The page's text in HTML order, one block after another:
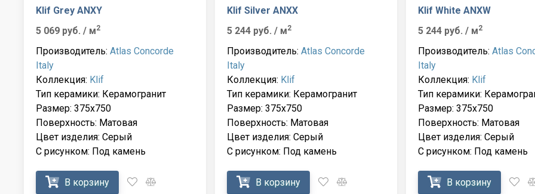
Klif Grey ANXY
5 069 руб. / м2
Производитель: Atlas Concorde
Italy
Коллекция: Klif
Тип керамики: Керамогранит
Размер: 375x750
Поверхность: Матовая
Цвет изделия: Серый
С рисунком: Под камень
В корзину
Klif Silver ANXX
5 244 руб. / м2
Производитель: Atlas Concorde
Italy
Коллекция: Klif
Тип керамики: Керамогранит
Размер: 375x750
Поверхность: Матовая
Цвет изделия: Серый
С рисунком: Под камень
В корзину
Klif White ANXW
5 244 руб. / м2
Производитель: Atlas
Italy
Коллекция: Klif
Тип керамики:
Размер: 375x750
Поверхность: Матовая
Цвет изделия: Серый
С рисунком: Под камень
В корзину